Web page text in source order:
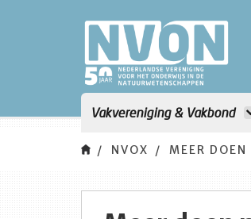
Vakvereniging & Vakbond
NVOX MEER